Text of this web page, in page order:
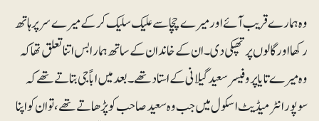
وہ ہمار ے قر یب آئے اور میرے چچا سے علیک سلیک کرکے میرے سر پر ہاتھ
رکھا اور گالوں پر تھپکی دی۔ ان کے خاندان کے ساتھ ہمارا بس اتنا تعلق تھا کہ
وہ میرے تایا پروفیسر سعید گیلانی کے استاد تھے۔ بعد میں اباًجی بتاتے تھے کہ
سوپور انٹرمیڈیٹ اسکول میں جب وہ سعید صاحب کو پڑھاتے تھے، تو ان کو اپنا